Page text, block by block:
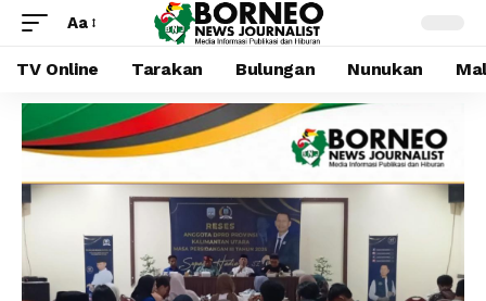
Aa
TV Online Tarakan Bulungan Nunukan